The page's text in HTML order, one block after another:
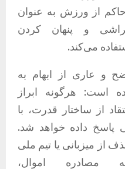
از ورزش به عنوان
و پنهان کردن
می‌کند.
و عاری از ابهام به
است: هرگونه ابراز
از ساختار قدرت، با
پاسخ داده خواهد شد.
از میزبانی یا تیم ملی
مصادره اموال،